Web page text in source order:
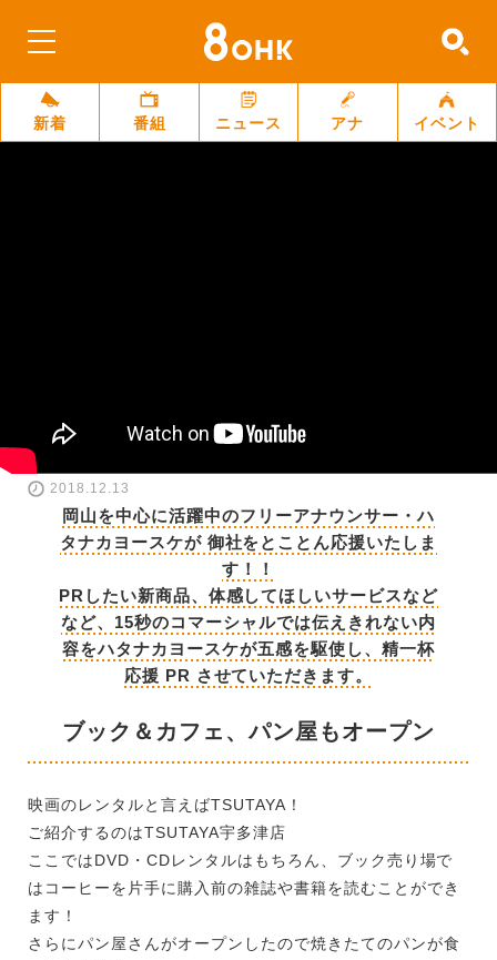
新着 番組 ニュース アナ イベント
2018.12.13
岡山を中心に活躍中のフリーアナウンサー・ハ
タナカヨースケが 御社をとことん応援いたしま
す！！
PRしたい新商品、体感してほしいサービスなど
など、15秒のコマーシャルでは伝えきれない内
容をハタナカヨースケが五感を駆使し、精一杯
応援 PR させていただきます。
ブック＆カフェ、パン屋もオープン
映画のレンタルと言えばTSUTAYA！
ご紹介するのはTSUTAYA宇多津店
ここではDVD・CDレンタルはもちろん、ブック売り場で
はコーヒーを片手に購入前の雑誌や書籍を読むことができ
ます！
さらにパン屋さんがオープンしたので焼きたてのパンが食